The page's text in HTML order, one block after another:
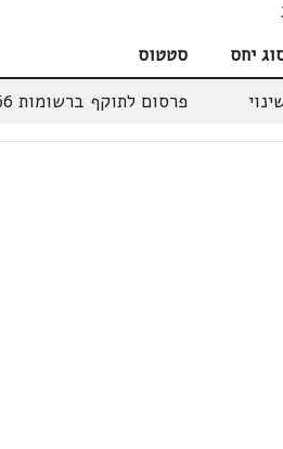
יחס
סטטוס
פרסום לתוקף ברשומות 22.12.66